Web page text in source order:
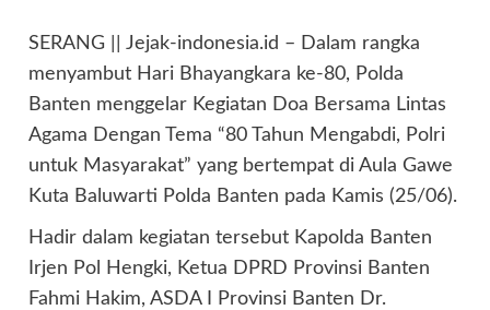
SERANG || Jejak-indonesia.id – Dalam rangka
menyambut Hari Bhayangkara ke-80, Polda
Banten menggelar Kegiatan Doa Bersama Lintas
Agama Dengan Tema “80 Tahun Mengabdi, Polri
untuk Masyarakat” yang bertempat di Aula Gawe
Kuta Baluwarti Polda Banten pada Kamis (25/06).
Hadir dalam kegiatan tersebut Kapolda Banten
Irjen Pol Hengki, Ketua DPRD Provinsi Banten
Fahmi Hakim, ASDA I Provinsi Banten Dr.